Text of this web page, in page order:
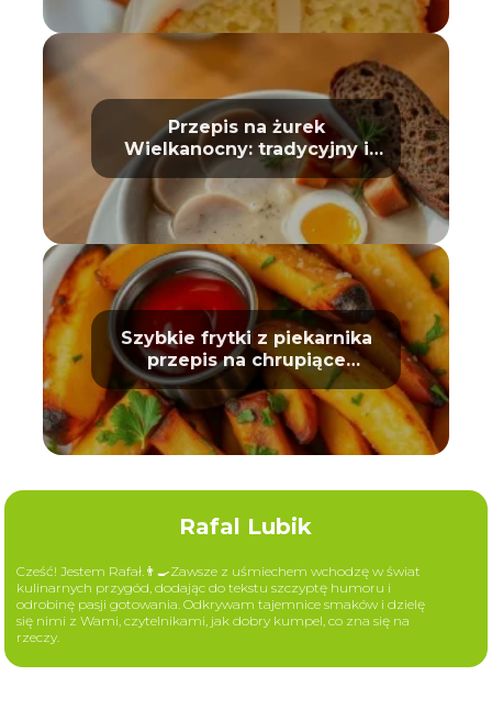
Przepis na żurek
Wielkanocny: tradycyjny i
prosty
Szybkie frytki z piekarnika
przepis na chrupiące
ziemniaki
Rafal Lubik
Cześć! Jestem Rafał.👨‍🍳Zawsze z uśmiechem wchodzę w świat
kulinarnych przygód, dodając do tekstu szczyptę humoru i
odrobinę pasji gotowania. Odkrywam tajemnice smaków i dzielę
się nimi z Wami, czytelnikami, jak dobry kumpel, co zna się na
rzeczy.